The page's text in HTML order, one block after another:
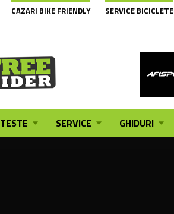
CAZARI BIKE FRIENDLY SERVICE BICICLETE
TESTE SERVICE GHIDURI